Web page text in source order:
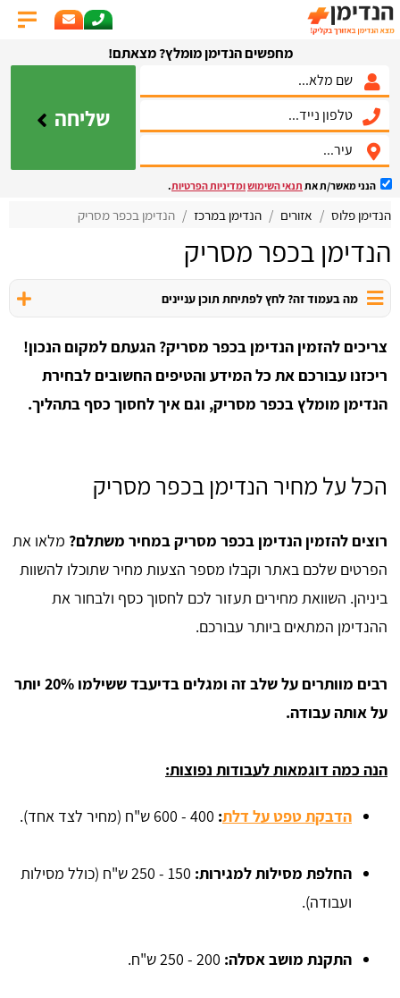
מחפשים הנדימן מומלץ? מצאתם!
שליחה
הנני מאשר/ת את תנאי השימושומדיניות הפרטיות.
הנדימן פלוס אזורים הנדימן במרכז הנדימן בכפר מסריק
הנדימן בכפר מסריק
מה בעמוד זה? לחץ לפתיחת תוכן עניינים
צריכים להזמין הנדימן בכפר מסריק? הגעתם למקום הנכון!
ריכזנו עבורכם את כל המידע והטיפים החשובים לבחירת
הנדימן מומלץ בכפר מסריק, וגם איך לחסוך כסף בתהליך.
הכל על מחיר הנדימן בכפר מסריק
רוצים להזמין הנדימן בכפר מסריק במחיר משתלם? מלאו את
הפרטים שלכם באתר וקבלו מספר הצעות מחיר שתוכלו להשוות
ביניהן. השוואת מחירים תעזור לכם לחסוך כסף ולבחור את
ההנדימן המתאים ביותר עבורכם.
רבים מוותרים על שלב זה ומגלים בדיעבד ששילמו 20% יותר
על אותה עבודה.
הנה כמה דוגמאות לעבודות נפוצות:
הדבקת טפט על דלת:
החלפת מסילות למגירות:
150 - 250 ש"ח (כולל מסילות
ועבודה).
התקנת מושב אסלה: